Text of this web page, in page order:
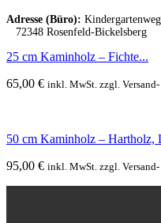
Adresse (Büro):
72348 Rosenfeld-Bickelsberg
25 cm Kaminholz – Fichte...
65,00 € inkl. MwSt. zzgl.
50 cm Kaminholz – Hartholz,
95,00 € inkl. MwSt. zzgl.